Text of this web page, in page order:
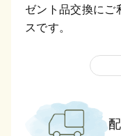
ゼント品交換にご
スです。